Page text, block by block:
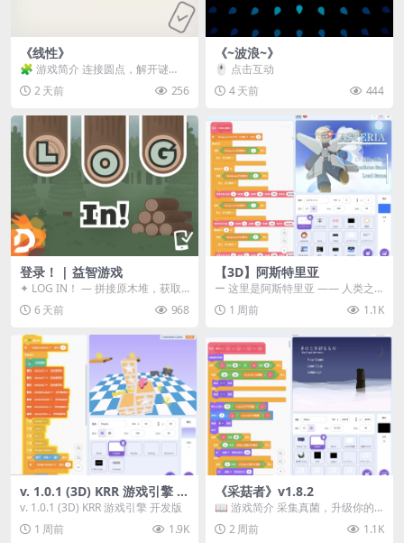
《线性》
🧩 游戏简介 连接圆点，解开谜
题。 ⚠️ 重要提示 所有关卡均可通
关，请确保使用...
2 天前 256
《~波浪~》
🖱️ 点击互动
4 天前
444
登录！ | 益智游戏
✦ LOG IN！ — 拼接原木堆，获取
分数！ ᑕ☲◎ ᑕ☲◎ ᑕ☲◎ ᑕ☲◎ ...
6 天前 968
【3D】阿斯特里亚
ー 这里是阿斯特里亚 —— 人类之
罪与未来希望交汇之地 📖 游戏简
介 《阿斯特里...
1 周前 1.1K
v. 1.0.1 (3D) KRR 游戏引擎 开
发版
v. 1.0.1 (3D) KRR 游戏引擎 开发版
1 周前
1.9K
《采菇者》v1.8.2
📖 游戏简介 采集真菌，升级你的
机体，并前往未知领域探索。 这是
一款静谧的探索冒...
2 周前 1.1K